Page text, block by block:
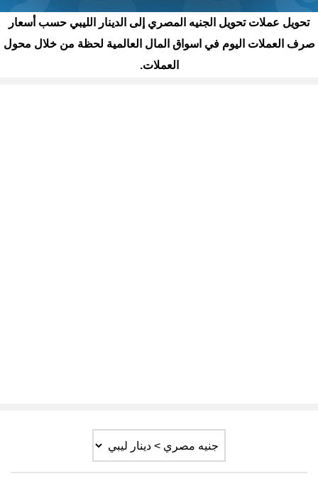
تحويل عملات تحويل الجنيه المصري إلى الدينار الليبي حسب أسعار
صرف العملات اليوم في اسواق المال العالمية لحظة من خلال محول
العملات.